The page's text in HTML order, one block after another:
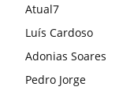
Atual7
Luís Cardoso
Adonias Soares
Pedro Jorge